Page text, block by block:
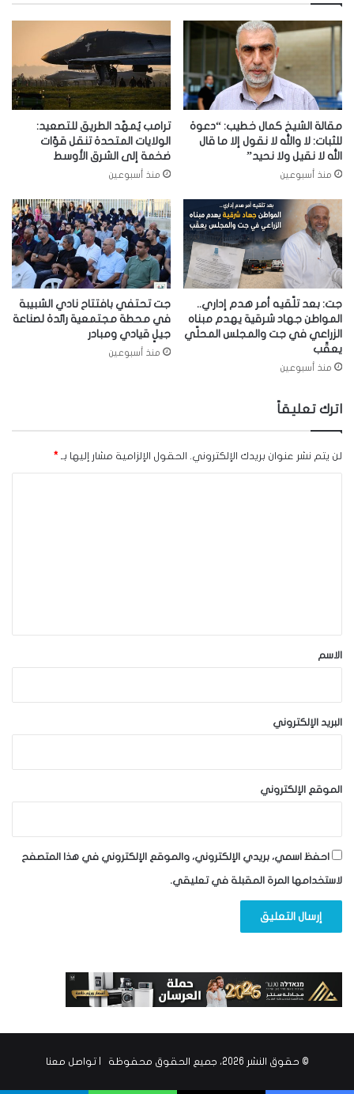
مقالة الشيخ كمال خطيب: “دعوة
للثبات: لا والله لا نقول إلا ما قال
الله لا نقيل ولا نحيد”
منذ أسبوعين
ترامب يُمهّد الطريق للتصعيد:
الولايات المتحدة تنقل قوّات
ضخمة إلى الشرق الأوسط
منذ أسبوعين
جت: بعد تلّقيه أمر هدم إداري..
المواطن جهاد شرقية يهدم مبناه
الزراعي في جت والمجلس المحلّي
يعقّب
منذ أسبوعين
جت تحتفي بافتتاح نادي الشبيبة
في محطة مجتمعية رائدة لصناعة
جيلٍ قيادي ومبادر
منذ أسبوعين
اترك تعليقاً
لن يتم نشر عنوان بريدك الإلكتروني. الحقول الإلزامية مشار إليها بـ *
*الاسم
البريد الإلكتروني
الموقع الإلكتروني
احفظ اسمي، بريدي الإلكتروني، والموقع الإلكتروني في هذا المتصفح
لاستخدامها المرة المقبلة في تعليقي.
© حقوق النشر 2026، جميع الحقوق محفوظة | تواصل معنا